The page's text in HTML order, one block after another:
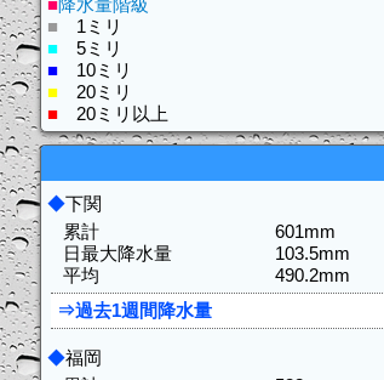
■降水量階級
■ 1ミリ
■5ミリ
■10ミリ
■20ミリ
■20ミリ以上
◆下関
累計
601mm
日最大降水量
103.5mm
平均
490.2mm
⇒過去1週間降水量
◆福岡